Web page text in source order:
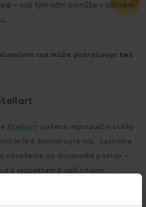
– náš tým vám pomůže v každém
tak může pokračovat bez
Stellart uložené reprodukční buňky
léčbě, kontaktujte nás. Zajistíme
navážeme na dosavadní postup –
a s respektem k vaší situaci.